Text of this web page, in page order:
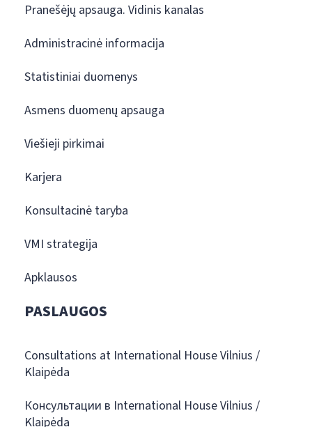
Pranešėjų apsauga. Vidinis kanalas
Administracinė informacija
Statistiniai duomenys
Asmens duomenų apsauga
Viešieji pirkimai
Karjera
Konsultacinė taryba
VMI strategija
Apklausos
PASLAUGOS
Consultations at International House Vilnius /
Klaipėda
Консультации в International House Vilnius /
Klaipėda